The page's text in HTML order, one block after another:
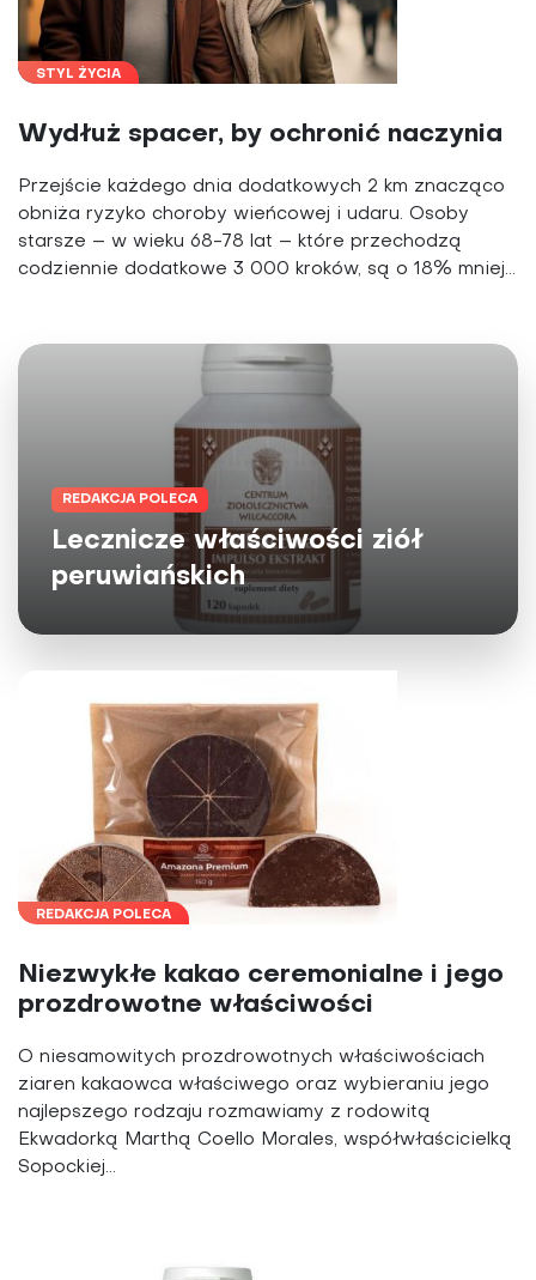
STYL ŻYCIA
Wydłuż spacer, by ochronić naczynia
Przejście każdego dnia dodatkowych 2 km znacząco
obniża ryzyko choroby wieńcowej i udaru. Osoby
starsze – w wieku 68-78 lat – które przechodzą
codziennie dodatkowe 3 000 kroków, są o 18% mniej...
REDAKCJA POLECA
Lecznicze właściwości ziół
peruwiańskich
REDAKCJA POLECA
Niezwykłe kakao ceremonialne i jego
prozdrowotne właściwości
O niesamowitych prozdrowotnych właściwościach
ziaren kakaowca właściwego oraz wybieraniu jego
najlepszego rodzaju rozmawiamy z rodowitą
Ekwadorką Marthą Coello Morales, współwłaścicielką
Sopockiej...